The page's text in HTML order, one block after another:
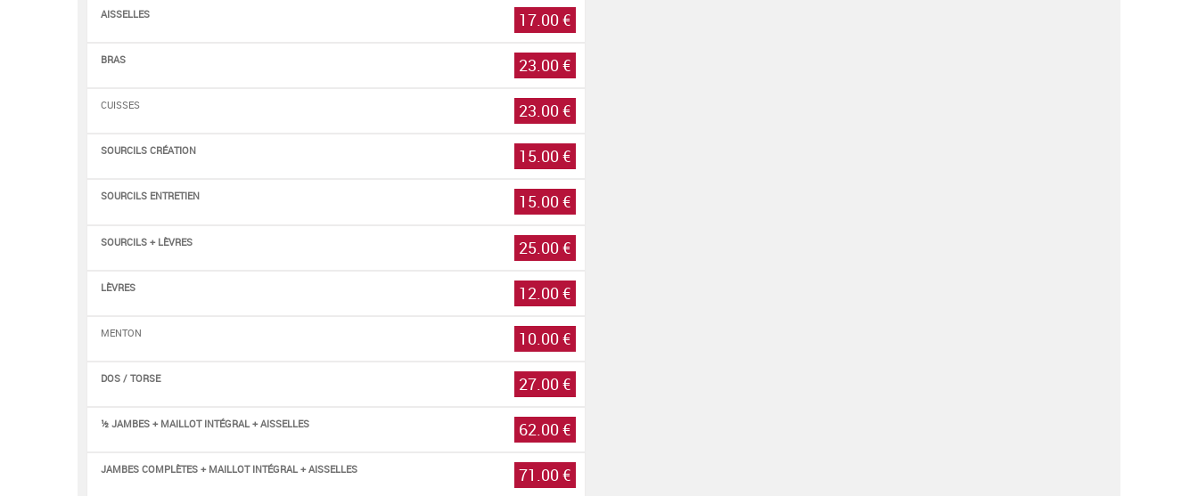
17.00 €
AISSELLES
23.00 €
BRAS
23.00 €
CUISSES
15.00 €
SOURCILS CRÉATION
15.00 €
SOURCILS ENTRETIEN
25.00 €
SOURCILS + LÈVRES
12.00 €
LÈVRES
10.00 €
MENTON
27.00 €
DOS / TORSE
62.00 €
½ JAMBES + MAILLOT INTÉGRAL + AISSELLES
71.00 €
JAMBES COMPLÈTES + MAILLOT INTÉGRAL + AISSELLES